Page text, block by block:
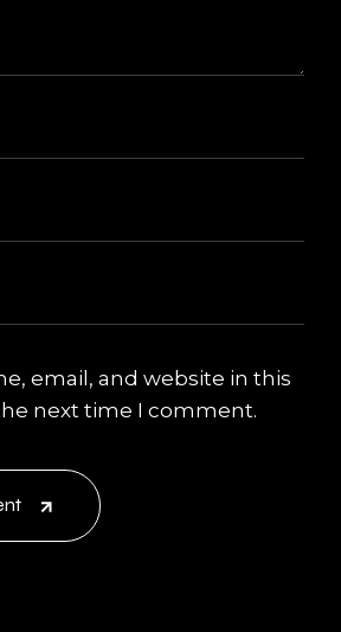
email, and website in this
next time I comment.